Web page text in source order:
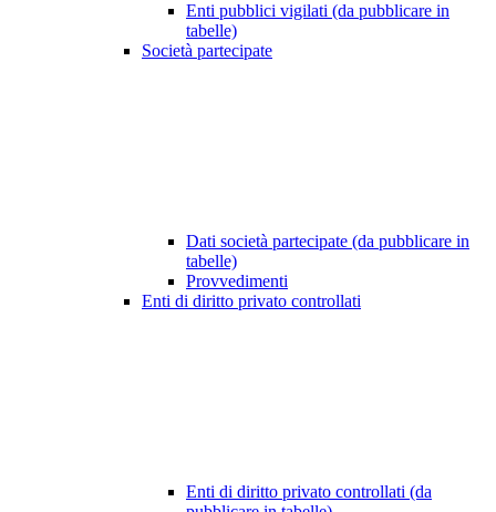
Enti pubblici vigilati (da pubblicare in
tabelle)
Società partecipate
Dati società partecipate (da pubblicare in
tabelle)
Provvedimenti
Enti di diritto privato controllati
Enti di diritto privato controllati (da